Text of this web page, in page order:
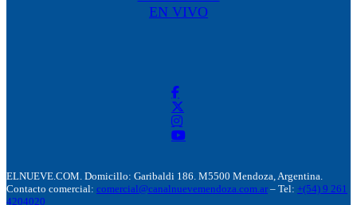
EN VIVO
ELNUEVE.COM. Domicillo: Garibaldi 186. M5500 Mendoza, Argentina.
Contacto comercial: comercial@canalnuevemendoza.com.ar – Tel: +(54) 9 261
4204020